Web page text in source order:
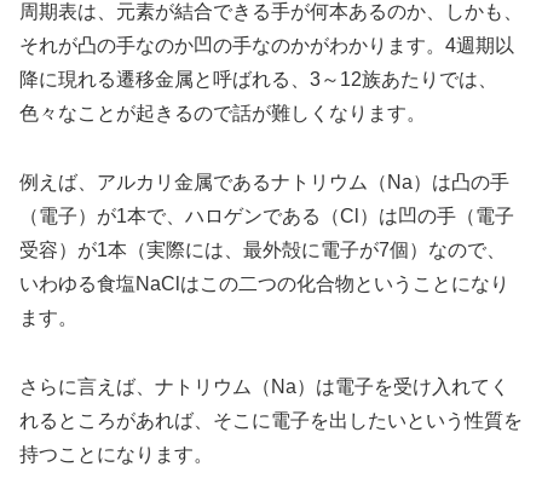
周期表は、元素が結合できる手が何本あるのか、しかも、
それが凸の手なのか凹の手なのかがわかります。4週期以
降に現れる遷移金属と呼ばれる、3～12族あたりでは、
色々なことが起きるので話が難しくなります。
例えば、アルカリ金属であるナトリウム（Na）は凸の手
（電子）が1本で、ハロゲンである（Cl）は凹の手（電子
受容）が1本（実際には、最外殻に電子が7個）なので、
いわゆる食塩NaClはこの二つの化合物ということになり
ます。
さらに言えば、ナトリウム（Na）は電子を受け入れてく
れるところがあれば、そこに電子を出したいという性質を
持つことになります。